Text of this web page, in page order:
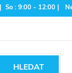
: 9:00 - 12:00 |
HLEDAT